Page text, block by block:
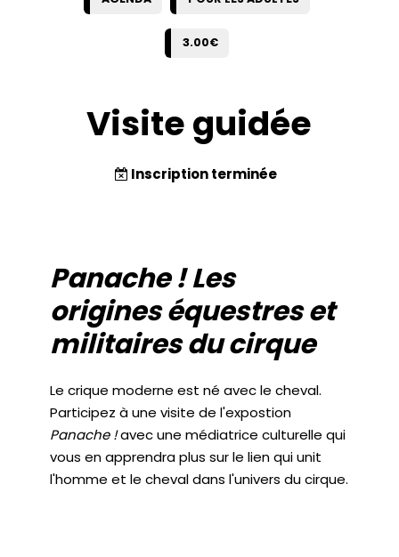
3.00€
Visite guidée
Inscription terminée
Panache ! Les
origines équestres et
militaires du cirque
Le crique moderne est né avec le cheval.
Participez à une visite de l'expostion
Panache !avec une médiatrice culturelle qui
vous en apprendra plus sur le lien qui unit
l'homme et le cheval dans l'univers du cirque.